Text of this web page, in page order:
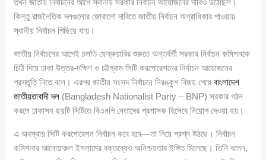
তখন জাতীয় নির্বাচনের আগে স্থানীয় সরকার নির্বাচন আয়োজনের দাবিও উঠেছিল।
কিন্তু রাজনৈতিক দলগুলোর জোরালো দাবিতে জাতীয় নির্বাচন অগ্রাধিকার পাওয়ায়
স্থানীয় নির্বাচন পিছিয়ে যায়।
জাতীয় নির্বাচনের আগেই চলতি ফেব্রুয়ারির শুরুতে অন্তর্বর্তী সরকার নির্বাচন কমিশনকে
চিঠি দিয়ে ঢাকা উত্তর-দক্ষিণ ও চট্টগ্রাম সিটি করপোরেশনের নির্বাচন আয়োজনের
প্রস্তুতি নিতে বলে। এরপর জাতীয় সংসদ নির্বাচনে নিরঙ্কুশ বিজয় পেয়েবাংলাদেশ
জাতীয়তাবাদী দল (Bangladesh Nationalist Party – BNP) সরকার গঠন
করলে ঢাকাসহ ছয়টি সিটিতে বিএনপি নেতাদের প্রশাসক হিসেবে নিয়োগ দেওয়া হয়।
এ অবস্থায় সিটি করপোরেশন নির্বাচন কবে হবে—তা নিয়ে প্রশ্ন উঠছে। নির্বাচন
কমিশনার আনোয়ারুল ইসলামের বক্তব্যেও অনিশ্চয়তার ইঙ্গিত মিলেছে। তিনি বলেন,